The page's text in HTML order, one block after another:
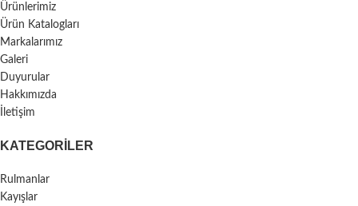
Ürünlerimiz
Ürün Katalogları
Markalarımız
Galeri
Duyurular
Hakkımızda
İletişim
KATEGORILER
Rulmanlar
Kayışlar